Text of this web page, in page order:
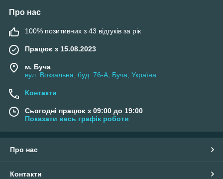
Про нас
100% позитивних з 43 відгуків за рік
Працює з 15.08.2023
м. Буча
вул. Вокзальна, буд. 76-А, Буча, Україна
Контакти
Сьогодні працює з 09:00 до 19:00
Показати весь графік роботи
Про нас
Контакти